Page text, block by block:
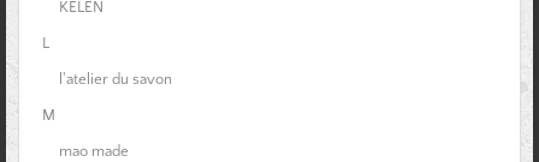
KELEN
L
l'atelier du savon
M
mao made